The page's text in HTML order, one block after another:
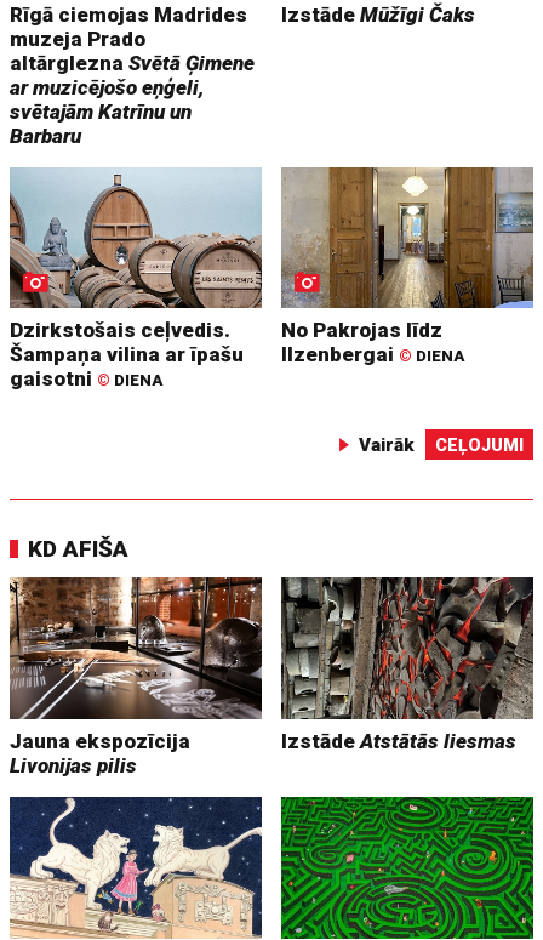
Rīgā ciemojas Madrides
muzeja Prado
altārgleznaSvētā Ģimene
ar muzicējošo eņģeli,
svētajām Katrīnu un
Barbaru
IzstādeMūžīgi Čaks
Dzirkstošais ceļvedis.
Šampaņa vilina ar īpašu
gaisotni © DIENA
No Pakrojas līdz
Ilzenbergai © DIENA
Vairāk CEĻOJUMI
KD AFIŠA
Jauna ekspozīcija
Livonijas pilis
IzstādeAtstātās liesmas